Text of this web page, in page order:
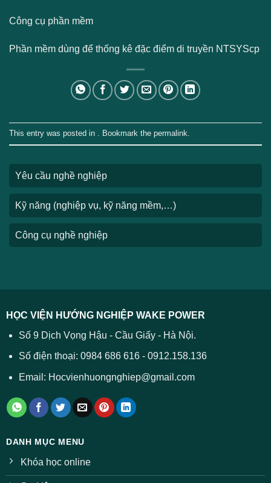
Yêu cầu nghề nghiệp
Kỹ năng (nghiệp vụ, kỹ năng mềm,…)
Công cụ nghề nghiệp
Công cụ phần mềm
Phần mềm dùng để thống kê đặc điểm di truyền NTSYScp
This entry was posted in . Bookmark the permalink
HỌC VIỆN HƯỚNG NGHIỆP WAKE POWER
Số 9 Dịch Vọng Hậu - Cầu Giấy - Hà Nội.
Số điện thoại: 0984 686 616 - 0912.158.136
Email: Hocvienhuongnghiep@gmail.com
DANH MỤC MENU
Khóa học online